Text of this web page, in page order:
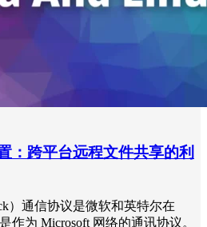
：跨平台远程文件共享的利
）通信协议是微软和英特尔在
作为 Microsoft 网络的通讯协议。